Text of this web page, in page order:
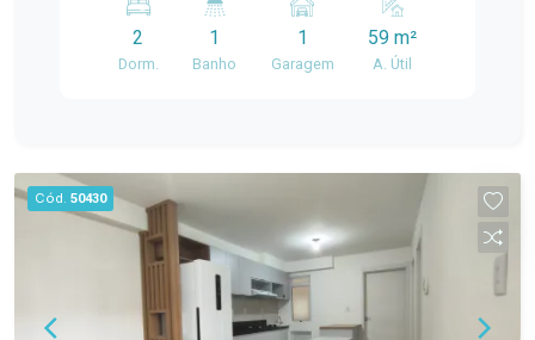
quem busca praticidade no dia a dia!
2
Dorm.
1
Banho
1
Garagem
59 m²
A. Útil
Cód. 50430